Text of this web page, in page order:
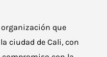
organización que
ciudad de Cali, con